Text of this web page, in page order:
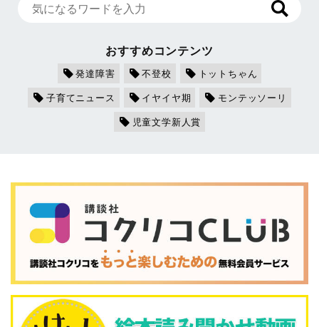
おすすめコンテンツ
発達障害 不登校
トットちゃん
子育てニュース
イヤイヤ期
モンテッソーリ
児童文学新人賞